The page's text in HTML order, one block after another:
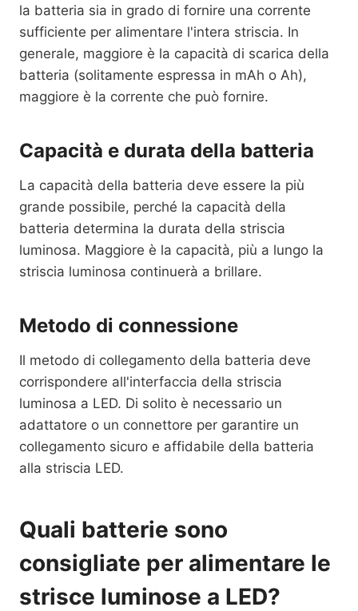
la batteria sia in grado di fornire una corrente
sufficiente per alimentare l'intera striscia. In
generale, maggiore è la capacità di scarica della
batteria (solitamente espressa in mAh o Ah),
maggiore è la corrente che può fornire.
Capacità e durata della batteria
La capacità della batteria deve essere la più
grande possibile, perché la capacità della
batteria determina la durata della striscia
luminosa. Maggiore è la capacità, più a lungo la
striscia luminosa continuerà a brillare.
Metodo di connessione
Il metodo di collegamento della batteria deve
corrispondere all'interfaccia della striscia
luminosa a LED. Di solito è necessario un
adattatore o un connettore per garantire un
collegamento sicuro e affidabile della batteria
alla striscia LED.
Quali batterie sono
consigliate per alimentare le
strisce luminose a LED?